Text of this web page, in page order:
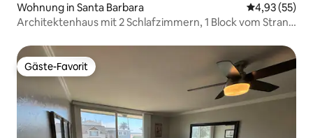
Wohnung in Santa Barbara
4,93 (55)
Architektenhaus mit 2 Schlafzimmern, 1 Block vom Strand
Gäste-Favorit
Gäste-Favorit